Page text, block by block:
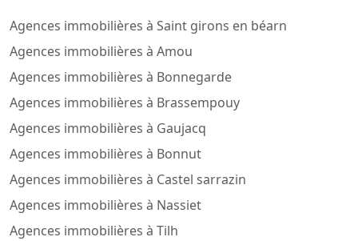
Agences immobilières à Saint girons en béarn
Agences immobilières à Amou
Agences immobilières à Bonnegarde
Agences immobilières à Brassempouy
Agences immobilières à Gaujacq
Agences immobilières à Bonnut
Agences immobilières à Castel sarrazin
Agences immobilières à Nassiet
Agences immobilières à Tilh